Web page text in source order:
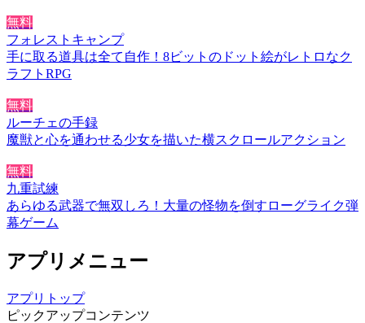
無料
フォレストキャンプ
手に取る道具は全て自作！8ビットのドット絵がレトロなク
ラフトRPG
無料
ルーチェの手録
魔獣と心を通わせる少女を描いた横スクロールアクション
無料
九重試練
あらゆる武器で無双しろ！大量の怪物を倒すローグライク弾
幕ゲーム
アプリメニュー
アプリトップ
ピックアップコンテンツ